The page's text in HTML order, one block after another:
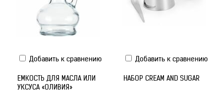
Добавить к сравнению
ЕМКОСТЬ ДЛЯ МАСЛА ИЛИ
УКСУСА «ОЛИВИЯ»
Добавить к сравнению
НАБОР CREAM AND SUGAR